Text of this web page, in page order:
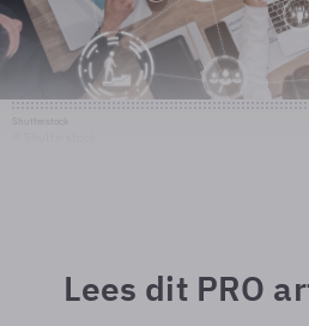
Lees dit PRO